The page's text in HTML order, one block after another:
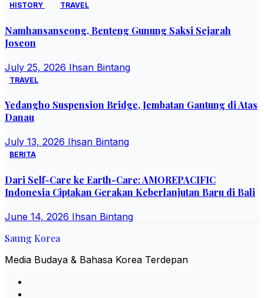
HISTORY TRAVEL
Namhansanseong, Benteng Gunung Saksi Sejarah
Joseon
July 25, 2026 Ihsan Bintang
TRAVEL
Yedangho Suspension Bridge, Jembatan Gantung di Atas
Danau
July 13, 2026 Ihsan Bintang
BERITA
Dari Self-Care ke Earth-Care: AMOREPACIFIC
Indonesia Ciptakan Gerakan Keberlanjutan Baru di Bali
June 14, 2026 Ihsan Bintang
Saung Korea
Media Budaya & Bahasa Korea Terdepan